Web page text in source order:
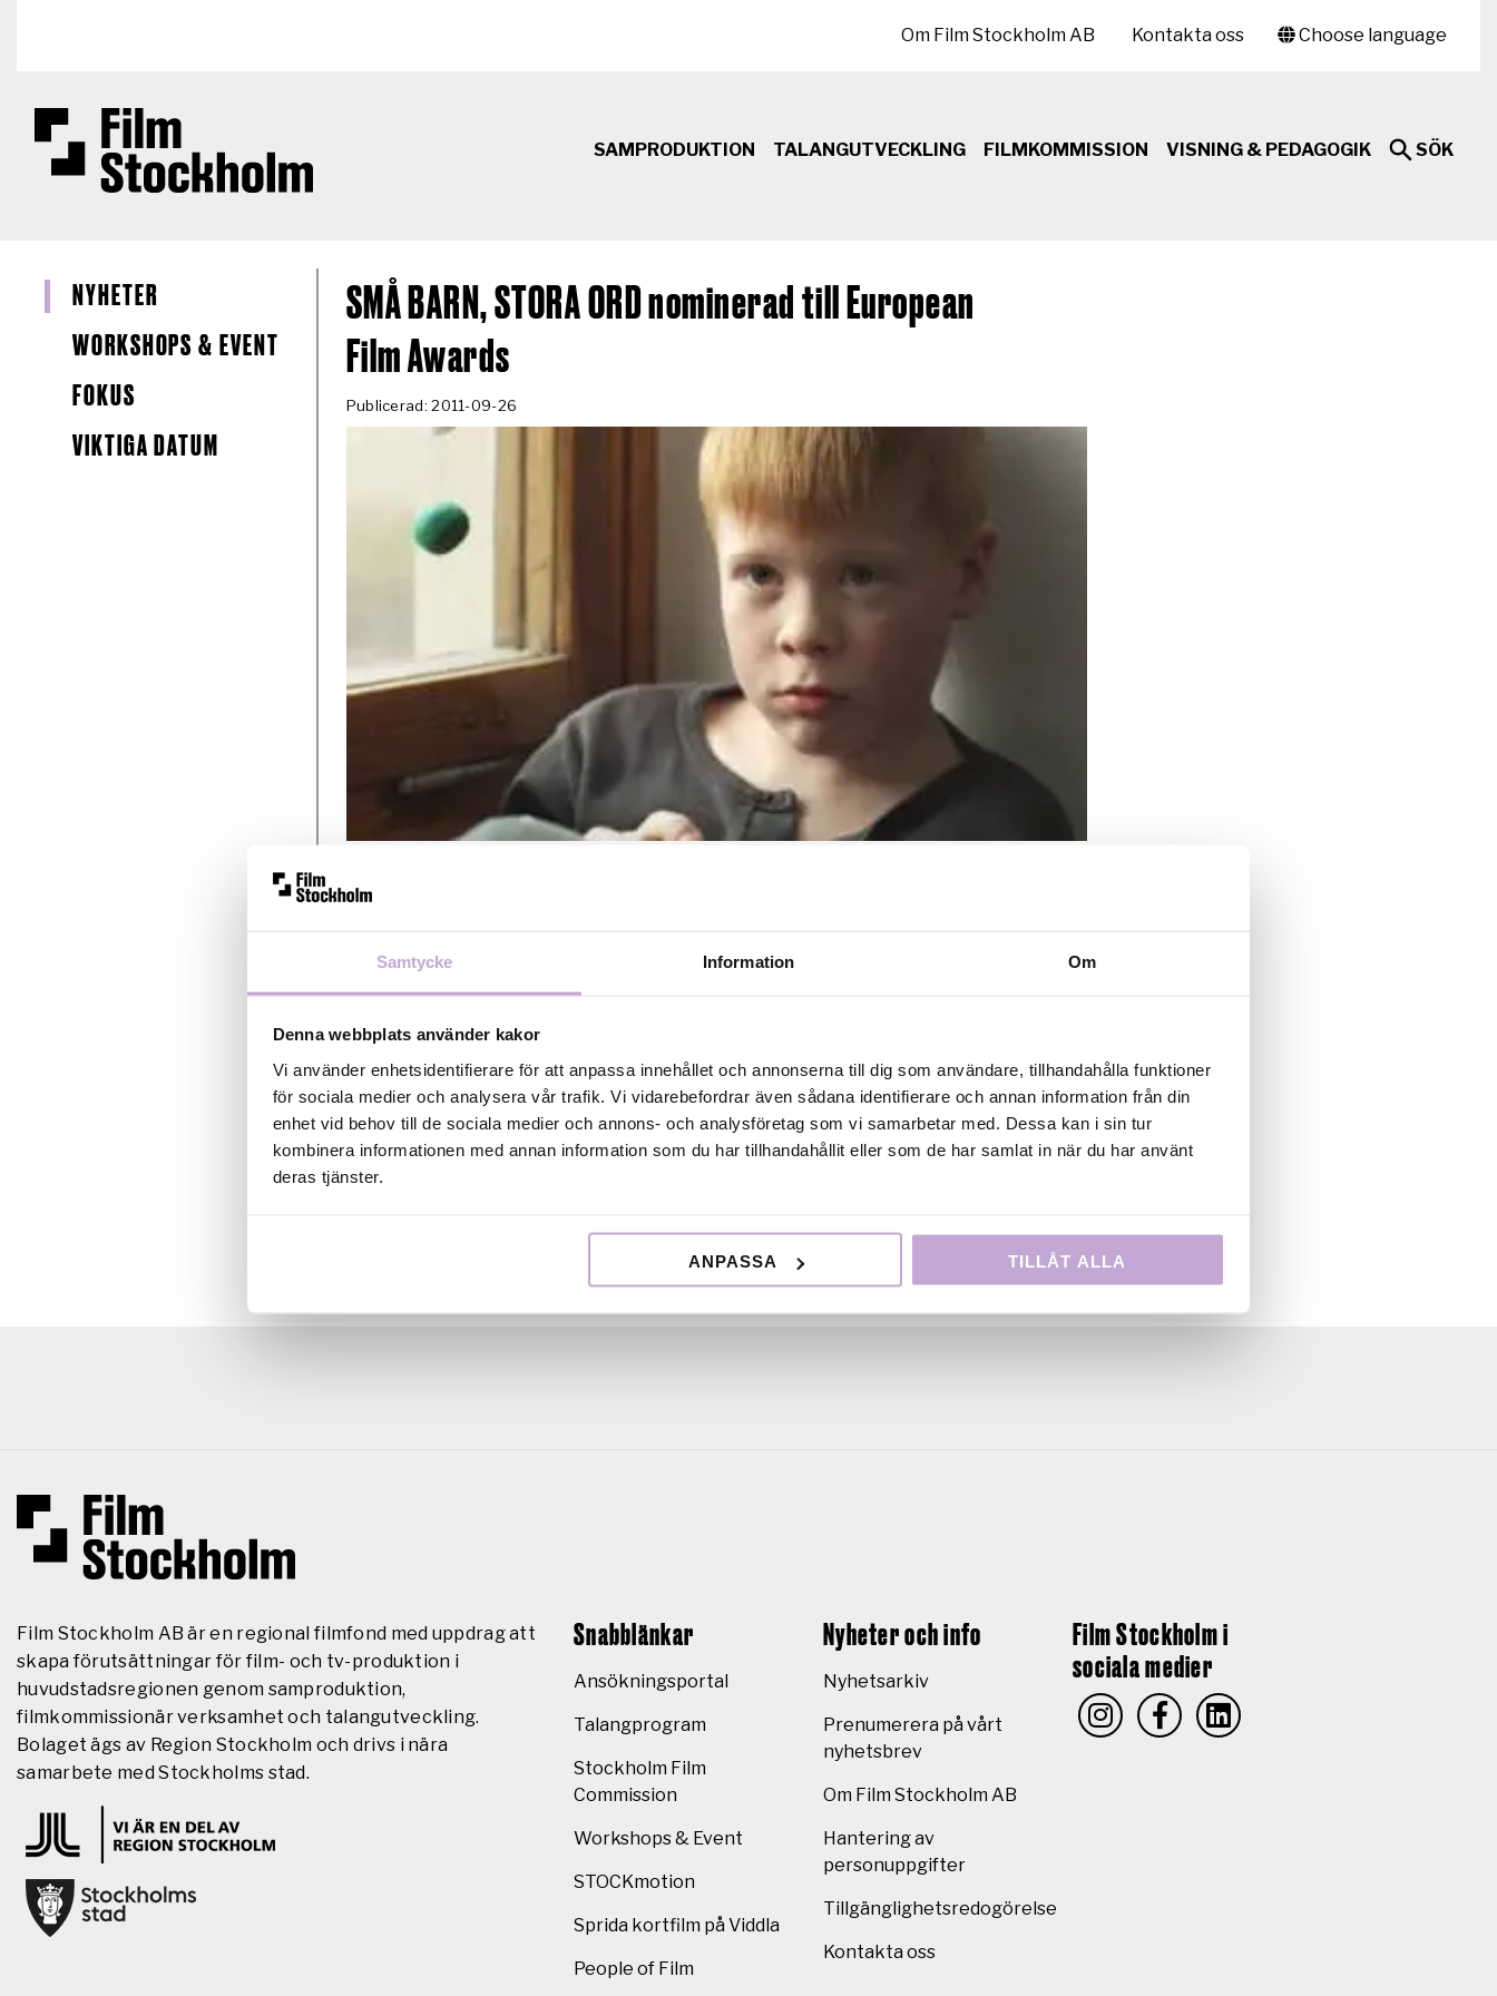
Samtycke Information Om
Denna webbplats använder kakor
Vi använder enhetsidentifierare för att anpassa innehållet och annonserna till dig som användare, tillhandahålla funktioner
för sociala medier och analysera vår trafik. Vi vidarebefordrar även sådana identifierare och annan information från din
enhet vid behov till de sociala medier och annons- och analysföretag som vi samarbetar med. Dessa kan i sin tur
kombinera informationen med annan information som du har tillhandahållit eller som de har samlat in när du har använt
deras tjänster.
ANPASSA TILLÅT ALLA
Choose language
Om Film Stockholm AB Kontakta oss
SAMPRODUKTION TALANGUTVECKLING FILMKOMMISSION VISNING & PEDAGOGIK SÖK
NYHETER
WORKSHOPS & EVENT
FOKUS
VIKTIGA DATUM
SMÅ BARN, STORA ORD nominerad till European
Film Awards
Publicerad: 2011-09-26
Femton filmer tävlar och inte mindre än tre är svenska. Inget annat land har lika
Larsson, producerad av Andreas Emanuelsson för Bob Film med produktionsstöd av
Filmbasen/Film Stockholm och Svenska Filminstitutets filmkonsulent Andra
Guldbjörnen i Berlin 2010, och Återfödelsen av Hugo Liljas – hans examensfilm från
Dramatiska institutet. European Film Awards arrangeras av European Film Academy
tillsammans med en rad olika filmfestivaler i Europa. Vid varje festival nominerar en
jury en film ur festivalens tävlingssektion. Filmerna visas sedan för de 2 500
medlemmarna i European Film Academy. Vinnaren presenteras vid en stor gala i
Film Stockholm AB är en regional filmfond med uppdrag att
skapa förutsättningar för film- och tv-produktion i
huvudstadsregionen genom samproduktion,
filmkommissionär verksamhet och talangutveckling.
Bolaget ägs av Region Stockholm och drivs i nära
samarbete med Stockholms stad.
Snabblänkar
Ansökningsportal
Talangprogram
Stockholm Film
Commission
Workshops & Event
STOCKmotion
Sprida kortfilm på Viddla
People of Film
Nyheter och info
Nyhetsarkiv
Prenumerera på vårt
nyhetsbrev
Om Film Stockholm AB
Hantering av
personuppgifter
Tillgänglighetsredogörelse
Kontakta oss
Film Stockholm i
sociala medier